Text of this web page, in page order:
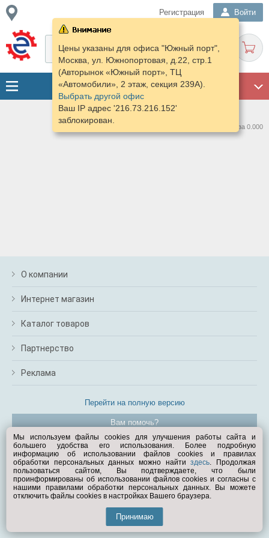
Регистрация Войти
Цены указаны для офиса "Южный порт",
Москва, ул. Южнопортовая, д.22, стр.1
(Авторынок «Южный порт», ТЦ
«Автомобили», 2 этаж, секция 239А).
Выбрать другой офис
Ваш IP адрес '216.73.216.152'
заблокирован.
Нашлось предложений: 0 за 0.000
О компании
Интернет магазин
Каталог товаров
Партнерство
Реклама
Перейти на полную версию
Вам помочь?
© Exist.ru 1998—2026
Мы используем файлы cookies для улучшения работы сайта и
большего удобства его использования. Более подробную
информацию об использовании файлов cookies и правилах
обработки персональных данных можно найтиздесь. Продолжая
пользоваться сайтом, Вы подтверждаете, что были
проинформированы об использовании файлов cookies и согласны с
нашими правилами обработки персональных данных. Вы можете
отключить файлы cookies в настройках Вашего браузера.
Принимаю